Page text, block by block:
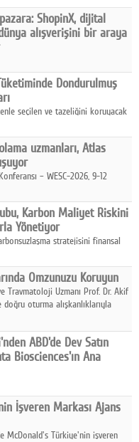
ShopinX, dijital
alışverişini bir araya
deneyimi arasında köprü
uluslararası pazarlara açılıyor.
Dondurulmuş
seçilen ve tazeliğini koruyacak
alternatif sunuyor.
uzmanları, Atlas
– WESC-2026, 9-12
Karbon Maliyet Riskini
Yönetiyor
stratejisini finansal
Omzunuzu Koruyun
Travmatoloji Uzmanı Prof. Dr. Akif
oturma alışkanlıklarıyla
ABD'de Dev Satın
Biosciences'ın Ana
taşıyan satın alma hamlesini
İşveren Markası Ajans
McDonald's Türkiye'nin işveren